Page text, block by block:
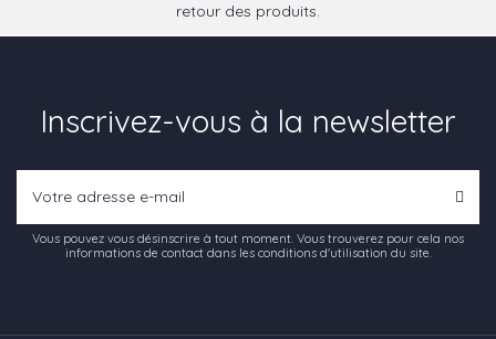
retour des produits.
Inscrivez-vous à la newsletter
Vous pouvez vous désinscrire à tout moment. Vous trouverez pour cela nos
informations de contact dans les conditions d'utilisation du site.